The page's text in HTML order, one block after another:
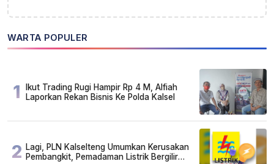
WARTA POPULER
1
Ikut Trading Rugi Hampir Rp 4 M, Alfiah
Laporkan Rekan Bisnis Ke Polda Kalsel
2 Lagi, PLN Kalselteng Umumkan Kerusakan
Pembangkit, Pemadaman Listrik Bergilir